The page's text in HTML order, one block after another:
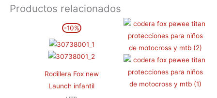
Productos relacionados
-10%
Rodillera Fox new
Launch infantil
precio
era:
es:
tiene
múltiples
variantes.
Las
Este
producto
tiene
múltiples
variantes.
Las